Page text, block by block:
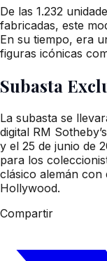
De las 1.232
fabricadas, este
En su tiempo, era
figuras icónicas
Subasta
La subasta se
digital RM
y el 25 de junio de
para los
clásico alemán con
Hollywood.
Compartir